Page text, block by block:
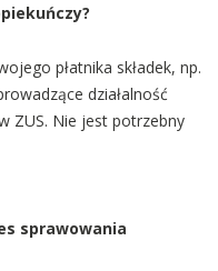
płatnika składek, np.
działalność
ZUS. Nie jest potrzebny
sprawowania